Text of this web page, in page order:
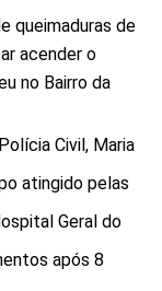
queimaduras de
acender o
no Bairro da
Civil, Maria
atingido pelas
Geral do
após 8